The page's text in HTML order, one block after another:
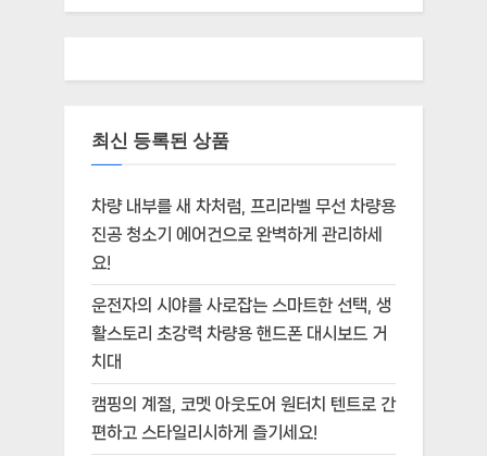
최신 등록된 상품
차량 내부를 새 차처럼, 프리라벨 무선 차량용
진공 청소기 에어건으로 완벽하게 관리하세
요!
운전자의 시야를 사로잡는 스마트한 선택, 생
활스토리 초강력 차량용 핸드폰 대시보드 거
치대
캠핑의 계절, 코멧 아웃도어 원터치 텐트로 간
편하고 스타일리시하게 즐기세요!